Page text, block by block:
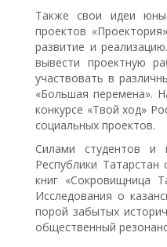
Также свои идеи
проектов
развитие и
вывести проектную
участвовать в
«Большая перемена».
конкурсе «Твой ход»
социальных проектов.
Силами студентов и
Республики Татарстан
книг «Сокровищница
Исследования о
порой забытых
общественный